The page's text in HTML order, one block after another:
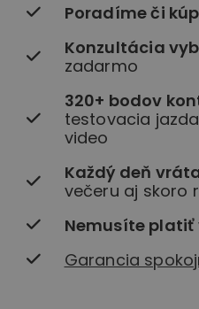
Poradíme či
Konzultácia
zadarmo
320+ bodov
testovacia
video
Každý deň
večeru aj skoro
Nemusíte platiť
Garancia